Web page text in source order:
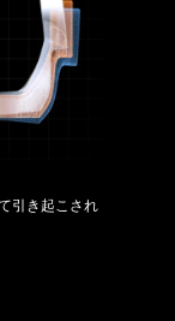
引き起こされ